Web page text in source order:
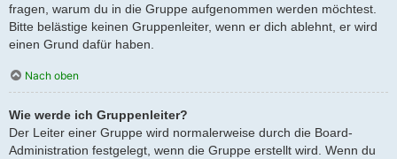
fragen, warum du in die Gruppe aufgenommen werden möchtest.
Bitte belästige keinen Gruppenleiter, wenn er dich ablehnt, er wird
einen Grund dafür haben.
Nach oben
Wie werde ich Gruppenleiter?
Der Leiter einer Gruppe wird normalerweise durch die Board-
Administration festgelegt, wenn die Gruppe erstellt wird. Wenn du